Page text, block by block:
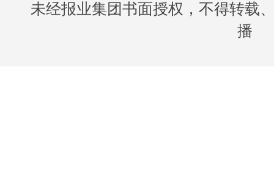
未经报业集团书面授权，不得转载
播